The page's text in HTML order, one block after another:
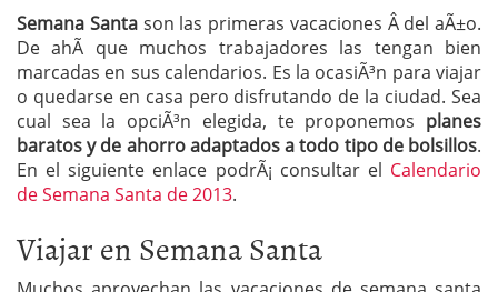
Semana Santason las primeras vacaciones Â del aÃ±o.
De ahÃ­ que muchos trabajadores las tengan bien
marcadas en sus calendarios. Es la ocasiÃ³n para viajar
o quedarse en casa pero disfrutando de la ciudad. Sea
cual sea la opciÃ³n elegida, te proponemos planes
baratos y de ahorro adaptados a todo tipo de bolsillos.
En el siguiente enlace podrÃ¡ consultar el Calendario
de Semana Santa de 2013.
Viajar en Semana Santa